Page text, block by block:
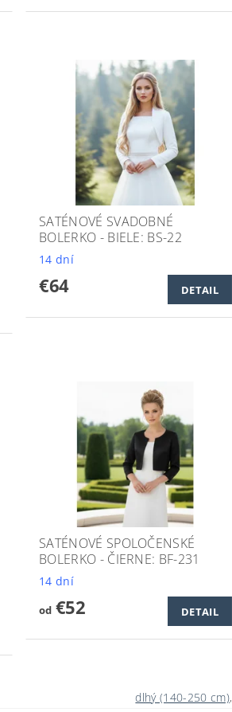
SATÉNOVÉ SVADOBNÉ
BOLERKO - BIELE: BS-22
14 dní
€64 DETAIL
SATÉNOVÉ SPOLOČENSKÉ
BOLERKO - ČIERNE: BF-231
14 dní
od€52 DETAIL
dlhý (140-250 cm),